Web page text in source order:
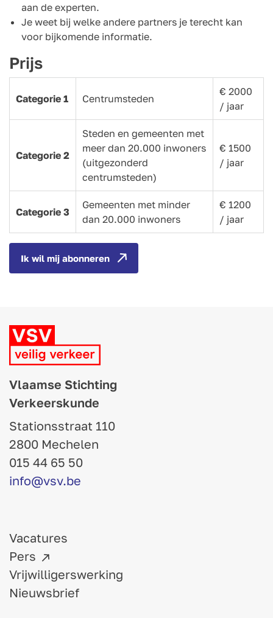
aan de experten.
Je weet bij welke andere partners je terecht kan
voor bijkomende informatie.
Prijs
Categorie 1 Centrumsteden
€ 2000
/ jaar
Categorie 2
Steden en gemeenten met
meer dan 20.000 inwoners
(uitgezonderd
centrumsteden)
€ 1500
/ jaar
Categorie 3
Gemeenten met minder
dan 20.000 inwoners
€ 1200
/ jaar
Ik wil mij abonneren
Vlaamse Stichting
Verkeerskunde
Stationsstraat 110
2800 Mechelen
015 44 65 50
info@vsv.be
Vacatures
Pers
Vrijwilligerswerking
Nieuwsbrief